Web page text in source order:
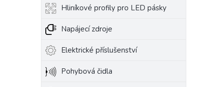
Hliníkové profily pro LED pásky
Napájecí zdroje
Elektrické příslušenství
Pohybová čidla